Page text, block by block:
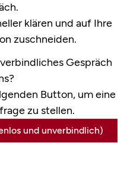
klären und auf Ihre
zuschneiden.
Gespräch
Button, um eine
zu stellen.
und unverbindlich)